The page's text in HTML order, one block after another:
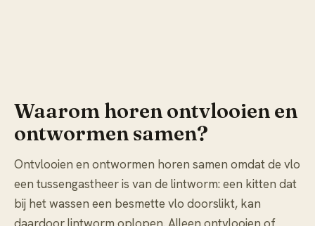
Waarom horen ontvlooien en
ontwormen samen?
Ontvlooien en ontwormen horen samen omdat de vlo
een tussengastheer is van de lintworm: een kitten dat
bij het wassen een besmette vlo doorslikt, kan